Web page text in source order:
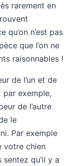
rarement en
qu’on n’est pas
que l’on ne
raisonnables !
de l’un et de
par exemple,
de l’autre
le
Par exemple
votre chien
qu’il y a